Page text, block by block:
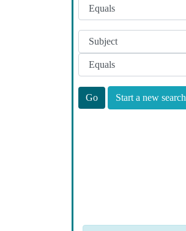
Start a new search